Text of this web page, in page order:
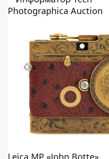
Photographica Auction
Leica MP «John Botte»